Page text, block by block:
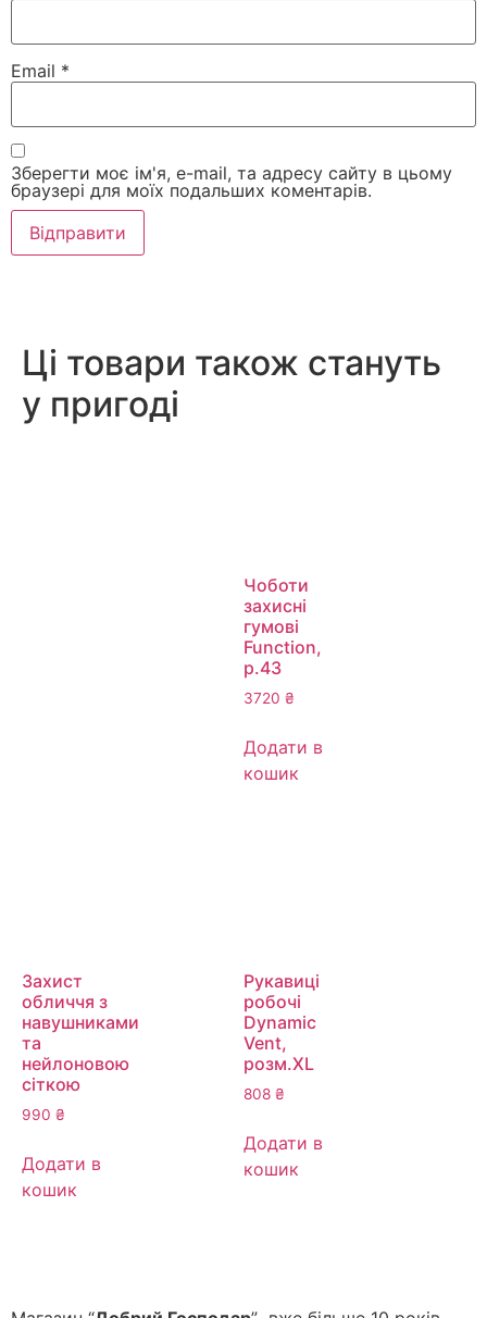
Email *
Зберегти моє ім'я, e-mail, та адресу сайту в цьому
браузері для моїх подальших коментарів.
Ці товари також стануть
у пригоді
Чоботи
захисні
гумові
Function,
р.43
3720 ₴
Додати в
кошик
Захист
обличчя з
навушниками
та
нейлоновою
сіткою
990 ₴
Додати в
кошик
Рукавиці
робочі
Dynamic
Vent,
розм.ХL
808 ₴
Додати в
кошик